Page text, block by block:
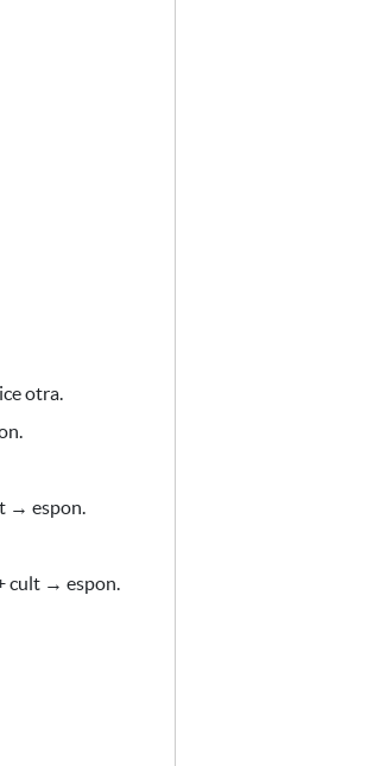
otra.
→ espon.
cult → espon.